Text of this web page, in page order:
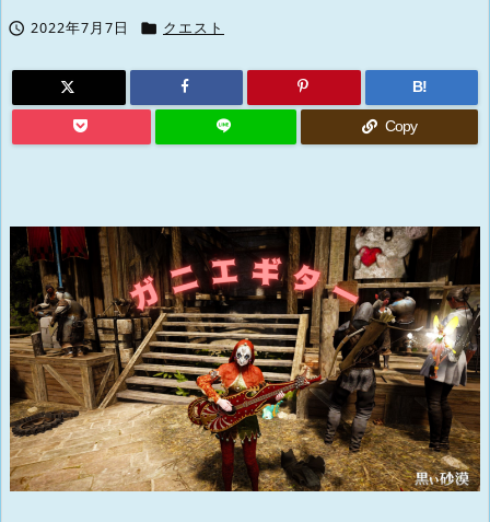
 2022年7月7日  クエスト
B!
Copy